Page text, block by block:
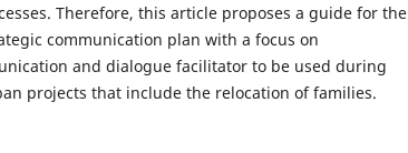
Therefore, this article proposes a guide for the
communication plan with a focus on
and dialogue facilitator to be used during
projects that include the relocation of families.